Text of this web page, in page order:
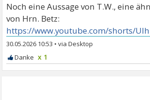
Noch eine Aussage von T.W., eine
von Hrn. Betz:
https://www.youtube.com/shorts/
30.05.2026 10:53 •
x 1